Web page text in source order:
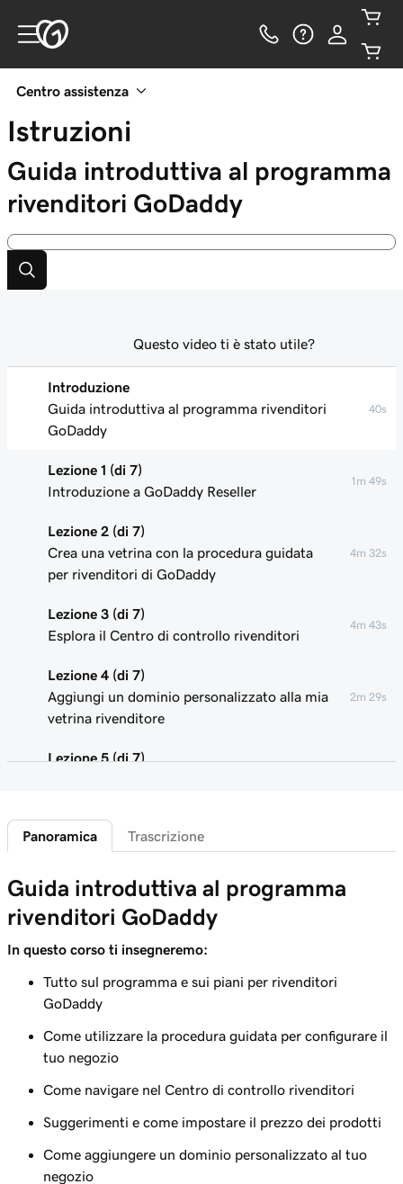
Centro assistenza
Istruzioni
Guida introduttiva al programma
rivenditori GoDaddy
Introduzione
Guida introduttiva al programma rivenditori
GoDaddy
40s
Lezione 1 (di 7)
Introduzione a GoDaddy Reseller
1m 49s
Lezione 2 (di 7)
Crea una vetrina con la procedura guidata
per rivenditori di GoDaddy
4m 32s
Lezione 3 (di 7)
Esplora il Centro di controllo rivenditori
4m 43s
Lezione 4 (di 7)
Aggiungi un dominio personalizzato alla mia
vetrina rivenditore
2m 29s
Lezione 5 (di 7)
Lezione 6 (di 7)
mio negozio
Lezione 7 (di 7)
Panoramica dei prezzi basata sulla
Questo video ti è stato utile?
Panoramica Trascrizione
Guida introduttiva al programma
rivenditori GoDaddy
In questo corso ti insegneremo:
Tutto sul programma e sui piani per rivenditori
GoDaddy
Come utilizzare la procedura guidata per configurare il
tuo negozio
Come navigare nel Centro di controllo rivenditori
Suggerimenti e come impostare il prezzo dei prodotti
Come aggiungere un dominio personalizzato al tuo
negozio